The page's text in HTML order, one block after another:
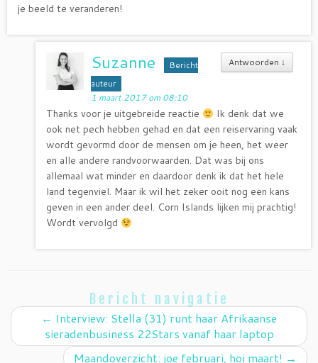
je beeld te veranderen!
Antwoorden ↓
Suzanne
Bericht
auteur
1 maart 2017 om 08:10
Thanks voor je uitgebreide reactie
Ik denk dat we
ook net pech hebben gehad en dat een reiservaring vaak
wordt gevormd door de mensen om je heen, het weer
en alle andere randvoorwaarden. Dat was bij ons
allemaal wat minder en daardoor denk ik dat het hele
land tegenviel. Maar ik wil het zeker ooit nog een kans
geven in een ander deel. Corn Islands lijken mij prachtig!
Wordt vervolgd
Bericht navigatie
← Interview: Stella (31) runt haar Afrikaanse
sieradenbusiness 22Stars vanaf haar laptop
Maandoverzicht: joe februari, hoi maart! →